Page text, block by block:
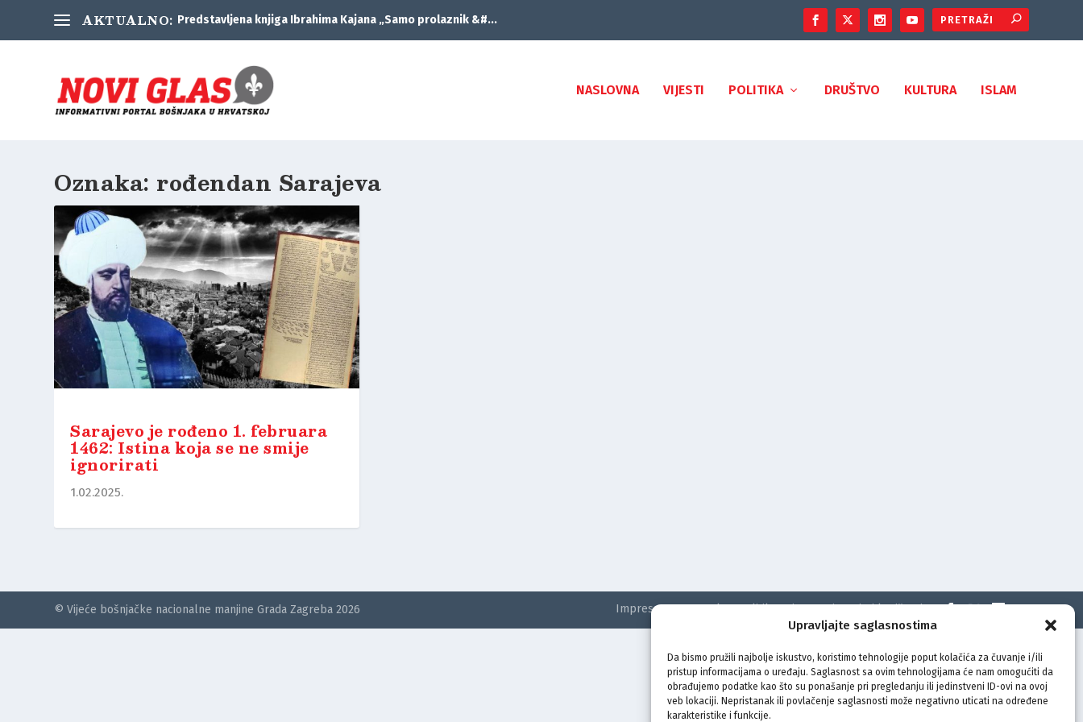
Upravljajte saglasnostima
Da bismo pružili najbolje iskustvo, koristimo tehnologije poput kolačića za čuvanje i/ili
pristup informacijama o uređaju. Saglasnost sa ovim tehnologijama će nam omogućiti da
obrađujemo podatke kao što su ponašanje pri pregledanju ili jedinstveni ID-ovi na ovoj
veb lokaciji. Nepristanak ili povlačenje saglasnosti može negativno uticati na određene
karakteristike i funkcije.
AKTUALNO: Predstavljena knjiga Ibrahima Kajana „Samo prolaznik &#...
NASLOVNA VIJESTI POLITIKA DRUŠTVO KULTURA ISLAM
Oznaka: rođendan Sarajeva
Sarajevo je rođeno 1. februara
1462: Istina koja se ne smije
ignorirati
1.02.2025.
© Vijeće bošnjačke nacionalne manjine Grada Zagreba 2026 Impressum Kontakt Politika privatnosti Uvjeti korištenja